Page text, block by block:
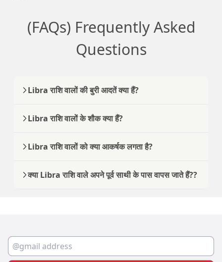
(FAQs) Frequently Asked
Questions
Libra राशि वालों की बुरी आदतें क्या हैं?
Libra राशि वालों के शौक क्या हैं?
Libra राशि वालों को क्या आकर्षक लगता है?
क्या Libra राशि वाले अपने पूर्व साथी के पास वापस जाते हैं??